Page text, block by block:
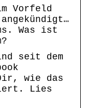
Vorfeld
Was ist
seit dem
wie das
Lies